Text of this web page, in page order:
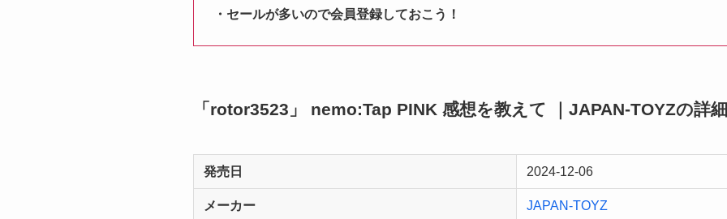
・セールが多いので会員登録しておこう！
「rotor3523」 nemo:Tap PINK 感想を教えて ｜JAPAN-TOYZの詳細
発売日 2024-12-06
メーカー JAPAN-TOYZ